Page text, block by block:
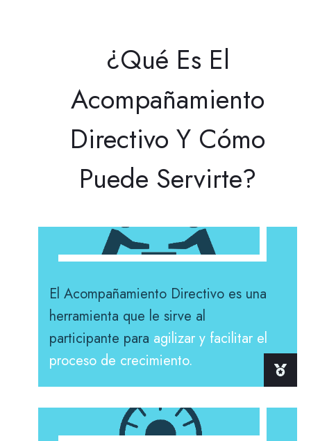
¿Qué Es El
Acompañamiento
Directivo Y Cómo
Puede Servirte?
El Acompañamiento Directivo es una
herramienta que le sirve al
participante para agilizar y facilitar el
proceso de crecimiento.